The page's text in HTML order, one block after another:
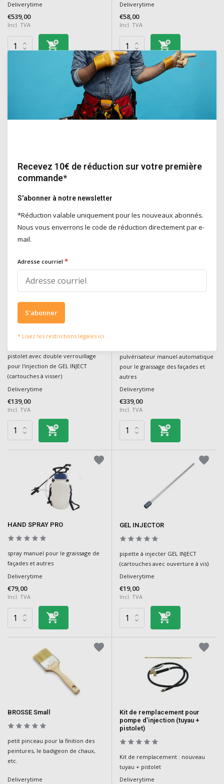
Deliverytime
€539,00
Incl. TVA
Deliverytime
€58,00
Incl. TVA
brosse en bloc pour l'application de
KALEI CALCIC, etc.
Incl. TVA
Éponge pour les finitions façades
Incl. TVA
pistolet avec double verrouillage
pour l'injection de GEL INJECT
(cartouches à visser)
Deliverytime
€139,00
Incl. TVA
pulvérisateur manuel automatique
pour le graissage des façades et
autres
Deliverytime
€339,00
Incl. TVA
HAND SPRAY PRO
spray manuel pour le graissage de
façades et autres
Deliverytime
€79,00
Incl. TVA
GEL INJECTOR
pipette à injecter GEL INJECT
(cartouches avec ouverture à vis)
Deliverytime
€19,00
Incl. TVA
BROSSE Small
petit pinceau pour la finition des
peintures, le badigeon de chaux,
etc.
Deliverytime
Kit de remplacement pour
pompe d’injection (tuyau +
pistolet)
Kit de remplacement : nouveau
tuyau + pistolet
Deliverytime
Recevez 10€ de réduction sur votre première
commande*
S'abonner à notre newsletter
*Réduction valable uniquement pour les nouveaux abonnés.
Nous vous enverrons le code de réduction directement par e-
mail.
Adresse courriel *
S'abonner
* Lisez les restrictions légales ici